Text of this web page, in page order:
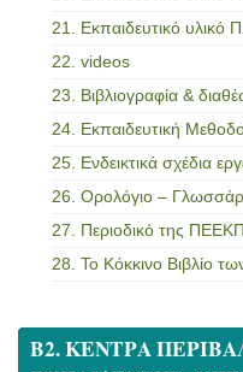
21. Εκπαιδευτικό υλικό
22. videos
23. Βιβλιογραφία &
24. Εκπαιδευτική
25. Ενδεικτικά σχέδια
26. Ορολόγιο –
27. Περιοδικό της
28. Το Κόκκινο Βιβλίο
Β2. ΚΕΝΤΡΑ